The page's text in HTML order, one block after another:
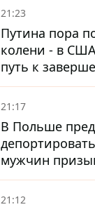
РФ к
21:23
Путина пора
колени - в
путь к
National
21:17
В Польше
мужчин
возраста -
затронуть
21:12